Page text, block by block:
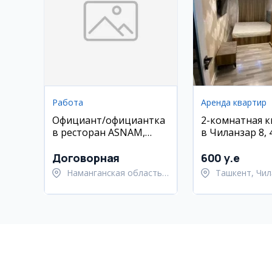
Работа
Официант/официантка
в ресторан ASNAM,
Договорная
Наманганская область,
Аренда квартир
2-комнатная
в Чиланзар 8,
600 y.e
Ташкент,